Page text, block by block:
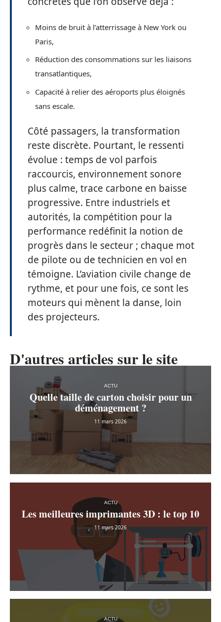
Moins de bruit à l’atterrissage à New York ou
Paris,
Réduction des consommations sur les liaisons
transatlantiques,
Capacité à relier des aéroports plus éloignés
sans escale.
Côté passagers, la transformation
reste discrète. Pourtant, le ressenti
évolue : temps de vol parfois
raccourcis, environnement sonore
plus calme, trace carbone en baisse
progressive. Entre industriels et
autorités, la compétition pour la
performance redéfinit la notion de
progrès dans le secteur ; chaque mot
de pilote ou de technicien en vol en
témoigne. L’aviation civile change de
rythme, et pour une fois, ce sont les
moteurs qui mènent la danse, loin
des projecteurs.
D'autres articles sur le site
ACTU
Quelle taille de carton choisir pour un
déménagement ?
11 mars 2026
ACTU
Les meilleures imprimantes 3D : le top 10
11 mars 2026
ACTU